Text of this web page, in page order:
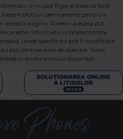
si nu pot fi garantate ca fiind
Facem eforturi permanente pentru a
pagina. Rareori acestea pot
caracter informativ si poate contine
unele specificatii pot fi modificate
pot contine erori de operare. Toate
in limita stocului disponibil.